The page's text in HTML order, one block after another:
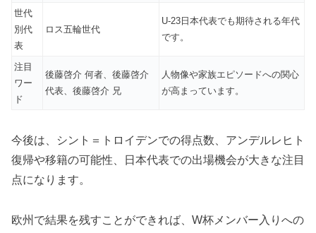
世代
別代
表
ロス五輪世代
U-23日本代表でも期待される年代
です。
注目
ワー
ド
後藤啓介 何者、後藤啓介
代表、後藤啓介 兄
人物像や家族エピソードへの関心
が高まっています。
今後は、シント＝トロイデンでの得点数、アンデルレヒト
復帰や移籍の可能性、日本代表での出場機会が大きな注目
点になります。
欧州で結果を残すことができれば、W杯メンバー入りへの